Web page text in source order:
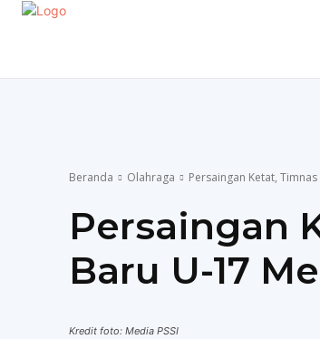
Beranda Olahraga Persaingan Ketat,
Persaingan
Baru U-17
Kredit foto: Media PSSI